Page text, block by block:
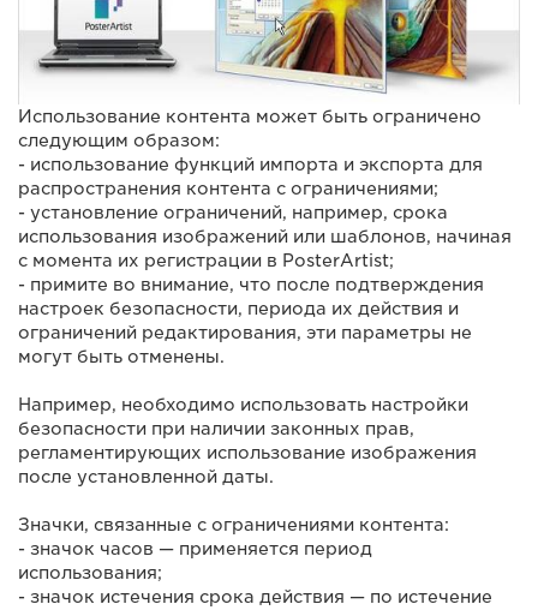
Использование контента может быть ограничено
следующим образом:
- использование функций импорта и экспорта для
распространения контента с ограничениями;
- установление ограничений, например, срока
использования изображений или шаблонов, начиная
с момента их регистрации в PosterArtist;
- примите во внимание, что после подтверждения
настроек безопасности, периода их действия и
ограничений редактирования, эти параметры не
могут быть отменены.
Например, необходимо использовать настройки
безопасности при наличии законных прав,
регламентирующих использование изображения
после установленной даты.
Значки, связанные с ограничениями контента:
- значок часов — применяется период
использования;
- значок истечения срока действия — по истечение